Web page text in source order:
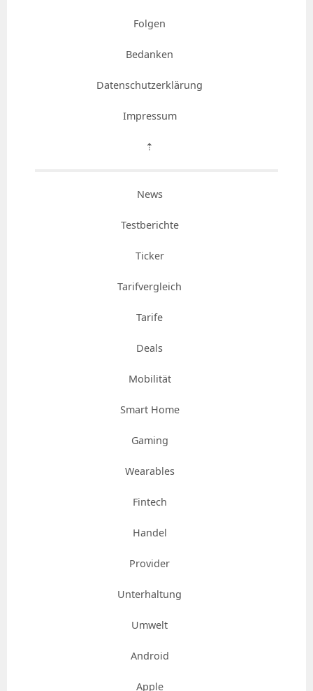
Folgen
Bedanken
Datenschutzerklärung
Impressum
⇡
News
Testberichte
Ticker
Tarifvergleich
Tarife
Deals
Mobilität
Smart Home
Gaming
Wearables
Fintech
Handel
Provider
Unterhaltung
Umwelt
Android
Apple